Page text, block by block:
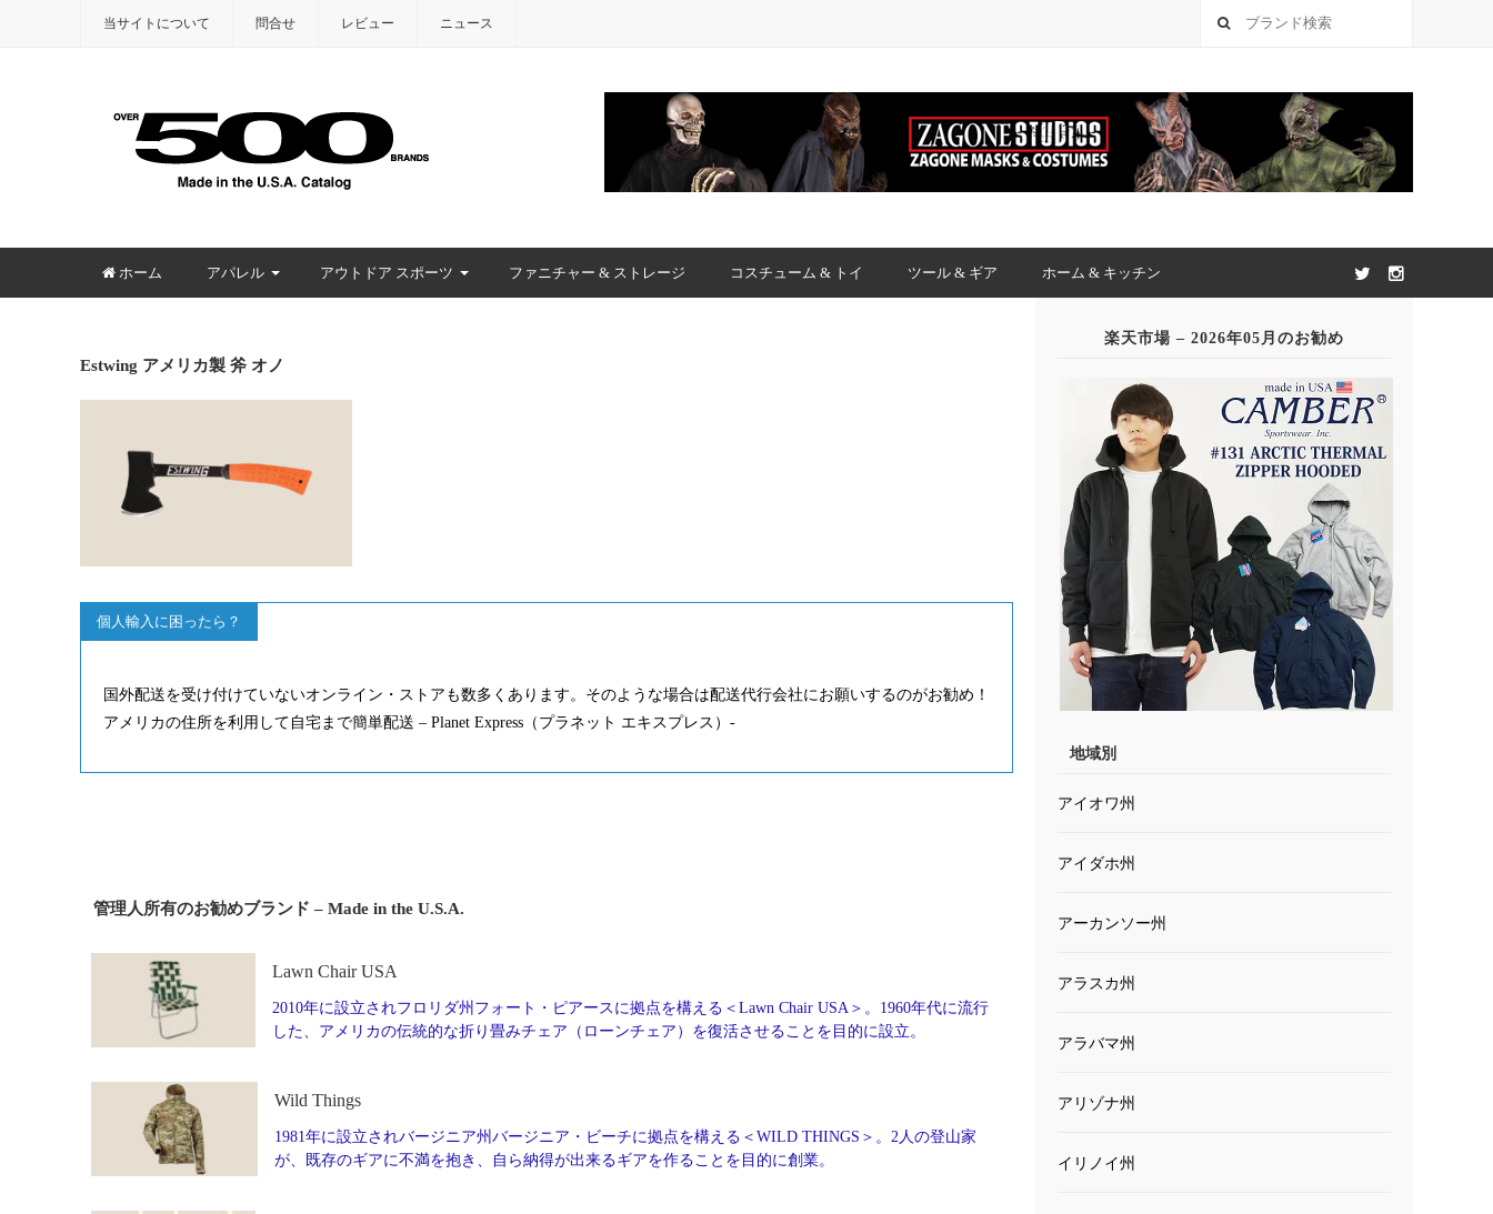
当サイトについて 問合せ レビュー ニュース
ホーム アパレル アウトドア スポーツ ファニチャー & ストレージ コスチューム & トイ ツール & ギア ホーム & キッチン
Estwing アメリカ製 斧 オノ
個人輸入に困ったら？
国外配送を受け付けていないオンライン・ストアも数多くあります。そのような場合は配送代行会社にお願いするのがお勧め！
アメリカの住所を利用して自宅まで簡単配送 – Planet Express（プラネット エキスプレス）-
管理人所有のお勧めブランド – Made in the U.S.A.
Lawn Chair USA
2010年に設立されフロリダ州フォート・ピアースに拠点を構える＜Lawn Chair USA＞。1960年代に流行
した、アメリカの伝統的な折り畳みチェア（ローンチェア）を復活させることを目的に設立。
Wild Things
1981年に設立されバージニア州バージニア・ビーチに拠点を構える＜WILD THINGS＞。2人の登山家
が、既存のギアに不満を抱き、自ら納得が出来るギアを作ることを目的に創業。
楽天市場 – 2026年05月のお勧め
地域別
アイオワ州
アイダホ州
アーカンソー州
アラスカ州
アラバマ州
アリゾナ州
イリノイ州